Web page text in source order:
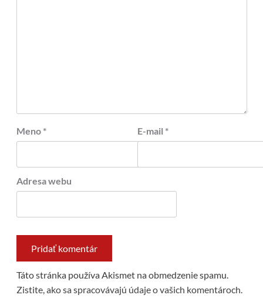
Meno * E-mail *
Adresa webu
Táto stránka používa Akismet na obmedzenie spamu.
Zistite, ako sa spracovávajú údaje o vašich komentároch.